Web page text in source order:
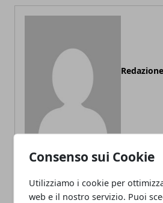
Consenso sui Cookie
Utilizziamo i cookie per
web e il nostro servizio. Puoi
Redazione
ARTICOLI CORRELATI